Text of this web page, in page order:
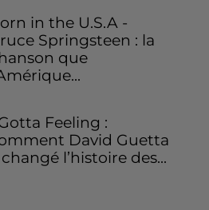
in the U.S.A -
Springsteen : la
que
Feeling :
David Guetta
l’histoire des...